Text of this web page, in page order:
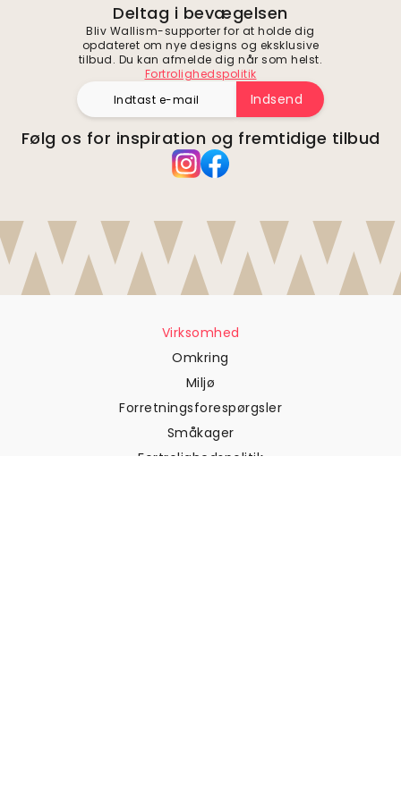
Deltag i bevægelsen
Bliv Wallism-supporter for at holde dig
opdateret om nye designs og eksklusive
tilbud. Du kan afmelde dig når som helst.
Fortrolighedspolitik
Indsend
Følg os for inspiration og fremtidige tilbud
Virksomhed
Omkring
Miljø
Forretningsforespørgsler
Småkager
Fortrolighedspolitik